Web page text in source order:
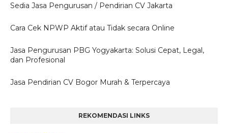
Sedia Jasa Pengurusan / Pendirian CV Jakarta
Cara Cek NPWP Aktif atau Tidak secara Online
Jasa Pengurusan PBG Yogyakarta: Solusi Cepat, Legal,
dan Profesional
Jasa Pendirian CV Bogor Murah & Terpercaya
REKOMENDASI LINKS